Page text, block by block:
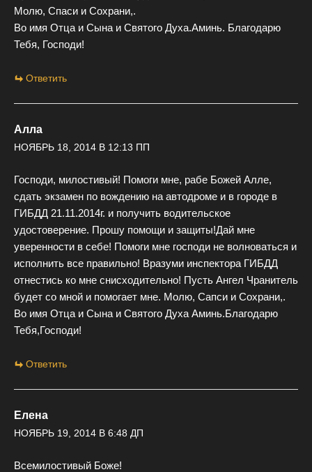
Молю, Спаси и Сохрани,.
Во имя Отца и Сына и Святого Духа.Аминь. Благодарю
Тебя, Господи!
Ответить
Алла
НОЯБРЬ 18, 2014 В 12:13 ПП
Господи, милостивый! Помоги мне, рабе Божей Алле,
сдать экзамен по вождению на автодроме и в городе в
ГИБДД 21.11.2014г. и получить водительское
удостоверение. Прошу помощи и защиты!Дай мне
уверенности в себе! Помоги мне господи не волноваться и
исполнить все правильно! Вразуми инспектора ГИБДД
отнестись ко мне снисходительно! Пусть Ангел Чранитель
будет со мной и помогает мне. Молю, Сапси и Сохрани,.
Во имя Отца и Сына и Святого Духа Аминь.Благодарю
Тебя,Господи!
Ответить
Елена
НОЯБРЬ 19, 2014 В 6:48 ДП
Всемилостивый Боже!